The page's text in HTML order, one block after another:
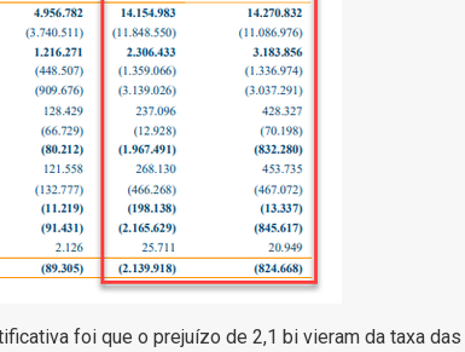
foi que o prejuízo de 2,1 bi vieram da taxa das